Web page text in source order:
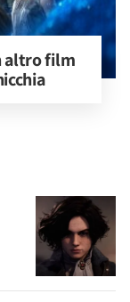
altro film